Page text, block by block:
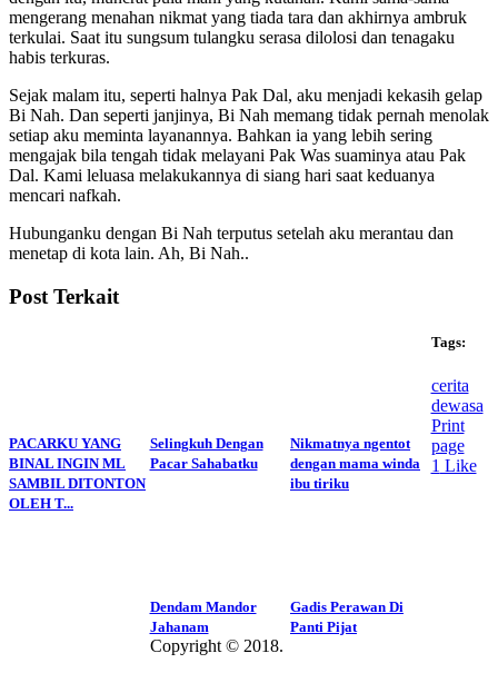
mengerang menahan nikmat yang tiada tara dan akhirnya ambruk
terkulai. Saat itu sungsum tulangku serasa dilolosi dan tenagaku
habis terkuras.
Sejak malam itu, seperti halnya Pak Dal, aku menjadi kekasih gelap
Bi Nah. Dan seperti janjinya, Bi Nah memang tidak pernah menolak
setiap aku meminta layanannya. Bahkan ia yang lebih sering
mengajak bila tengah tidak melayani Pak Was suaminya atau Pak
Dal. Kami leluasa melakukannya di siang hari saat keduanya
mencari nafkah.
Hubunganku dengan Bi Nah terputus setelah aku merantau dan
menetap di kota lain. Ah, Bi Nah..
Post Terkait
PACARKU YANG
BINAL INGIN ML
SAMBIL DITONTON
OLEH T...
Selingkuh Dengan
Pacar Sahabatku
Nikmatnya ngentot
dengan mama winda
ibu tiriku
Dendam Mandor
Jahanam
Gadis Perawan Di
Panti Pijat
Tags:
cerita
dewasa
Print
page
1 Like
Copyright © 2018.